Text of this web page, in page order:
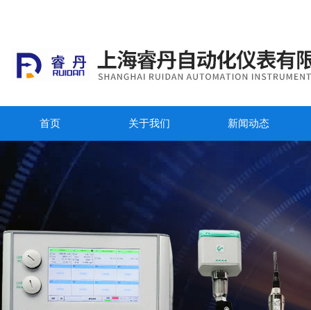
首页 关于我们 新闻动态